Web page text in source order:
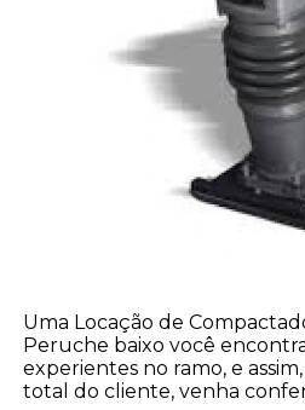
Uma Locação de
Peruche baixo você
experientes no ramo, e
total do cliente, venha